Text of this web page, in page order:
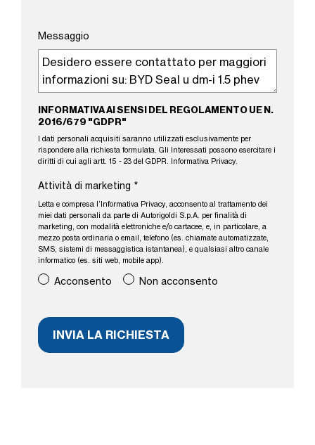
Messaggio
INFORMATIVA AI SENSI DEL REGOLAMENTO UE N.
2016/679 "GDPR"
I dati personali acquisiti saranno utilizzati esclusivamente per
rispondere alla richiesta formulata. Gli Interessati possono esercitare i
diritti di cui agli artt. 15 - 23 del GDPR.
Informativa Privacy.
Attività di marketing *
Letta e compresa l’ Informativa Privacy, acconsento al trattamento dei
miei dati personali da parte di Autorigoldi S.p.A. per finalità di
marketing, con modalità elettroniche e/o cartacee, e, in particolare, a
mezzo posta ordinaria o email, telefono (es. chiamate automatizzate,
SMS, sistemi di messaggistica istantanea), e qualsiasi altro canale
informatico (es. siti web, mobile app).
Acconsento Non acconsento